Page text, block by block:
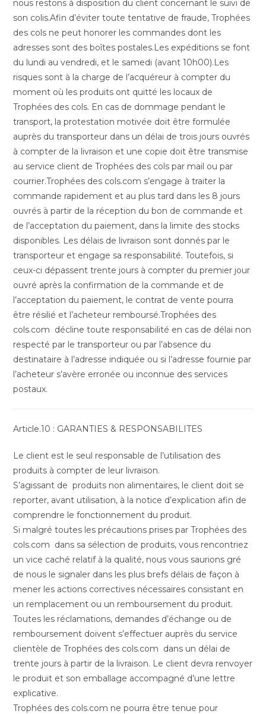
nous restons à disposition du client concernant le suivi de
son colis.Afin d’éviter toute tentative de fraude, Trophées
des cols ne peut honorer les commandes dont les
adresses sont des boîtes postales.Les expéditions se font
du lundi au vendredi, et le samedi (avant 10h00).Les
risques sont à la charge de l’acquéreur à compter du
moment où les produits ont quitté les locaux de
Trophées des cols. En cas de dommage pendant le
transport, la protestation motivée doit être formulée
auprès du transporteur dans un délai de trois jours ouvrés
à compter de la livraison et une copie doit être transmise
au service client de Trophées des cols par mail ou par
courrier.Trophées des cols.com s’engage à traiter la
commande rapidement et au plus tard dans les 8 jours
ouvrés à partir de la réception du bon de commande et
de l’acceptation du paiement, dans la limite des stocks
disponibles. Les délais de livraison sont donnés par le
transporteur et engage sa responsabilité. Toutefois, si
ceux-ci dépassent trente jours à compter du premier jour
ouvré après la confirmation de la commande et de
l’acceptation du paiement, le contrat de vente pourra
être résilié et l’acheteur remboursé.Trophées des
cols.com décline toute responsabilité en cas de délai non
respecté par le transporteur ou par l’absence du
destinataire à l’adresse indiquée ou si l’adresse fournie par
l’acheteur s’avère erronée ou inconnue des services
postaux.
Article.10 : GARANTIES & RESPONSABILITES
Le client est le seul responsable de l’utilisation des
produits à compter de leur livraison.
S’agissant de produits non alimentaires, le client doit se
reporter, avant utilisation, à la notice d’explication afin de
comprendre le fonctionnement du produit.
Si malgré toutes les précautions prises par Trophées des
cols.com dans sa sélection de produits, vous rencontriez
un vice caché relatif à la qualité, nous vous saurions gré
de nous le signaler dans les plus brefs délais de façon à
mener les actions correctives nécessaires consistant en
un remplacement ou un remboursement du produit.
Toutes les réclamations, demandes d’échange ou de
remboursement doivent s’effectuer auprès du service
clientèle de Trophées des cols.com dans un délai de
trente jours à partir de la livraison. Le client devra renvoyer
le produit et son emballage accompagné d’une lettre
explicative.
Trophées des cols.com ne pourra être tenue pour